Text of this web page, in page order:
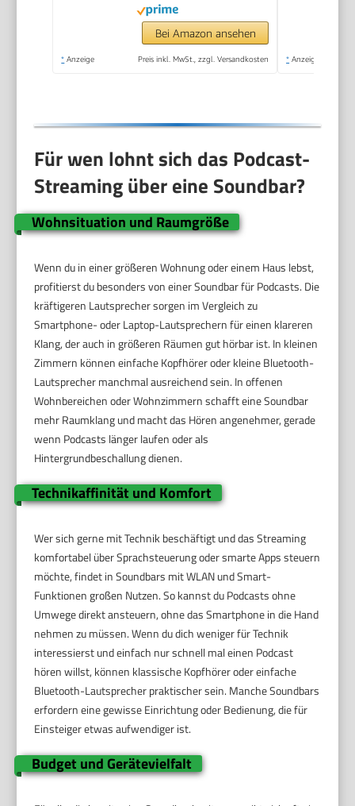
Streaming und Dolby
Audio – Schwarz
Bei Amazon ansehen
* Anzeige Preis inkl. MwSt., zzgl. Versandkosten * Anzeige
Für wen lohnt sich das Podcast-
Streaming über eine Soundbar?
Wohnsituation und Raumgröße
Wenn du in einer größeren Wohnung oder einem Haus lebst,
profitierst du besonders von einer Soundbar für Podcasts. Die
kräftigeren Lautsprecher sorgen im Vergleich zu
Smartphone- oder Laptop-Lautsprechern für einen klareren
Klang, der auch in größeren Räumen gut hörbar ist. In kleinen
Zimmern können einfache Kopfhörer oder kleine Bluetooth-
Lautsprecher manchmal ausreichend sein. In offenen
Wohnbereichen oder Wohnzimmern schafft eine Soundbar
mehr Raumklang und macht das Hören angenehmer, gerade
wenn Podcasts länger laufen oder als
Hintergrundbeschallung dienen.
Technikaffinität und Komfort
Wer sich gerne mit Technik beschäftigt und das Streaming
komfortabel über Sprachsteuerung oder smarte Apps steuern
möchte, findet in Soundbars mit WLAN und Smart-
Funktionen großen Nutzen. So kannst du Podcasts ohne
Umwege direkt ansteuern, ohne das Smartphone in die Hand
nehmen zu müssen. Wenn du dich weniger für Technik
interessierst und einfach nur schnell mal einen Podcast
hören willst, können klassische Kopfhörer oder einfache
Bluetooth-Lautsprecher praktischer sein. Manche Soundbars
erfordern eine gewisse Einrichtung oder Bedienung, die für
Einsteiger etwas aufwendiger ist.
Budget und Gerätevielfalt